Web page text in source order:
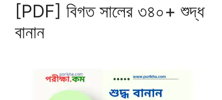
[PDF] বিগত সালের ৩৪০+ শুদ্ধ
বানান